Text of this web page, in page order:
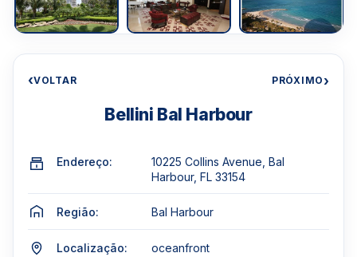
‹VOLTAR PRÓXIMO›
Bellini Bal Harbour
Endereço:
10225 Collins Avenue, Bal
Harbour, FL 33154
Região: Bal Harbour
Localização: oceanfront